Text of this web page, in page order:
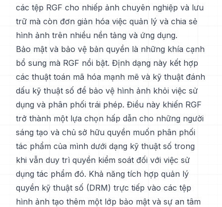
các tệp RGF cho nhiếp ảnh chuyên nghiệp và lưu
trữ mà còn đơn giản hóa việc quản lý và chia sẻ
hình ảnh trên nhiều nền tảng và ứng dụng.
Bảo mật và bảo vệ bản quyền là những khía cạnh
bổ sung mà RGF nổi bật. Định dạng này kết hợp
các thuật toán mã hóa mạnh mẽ và kỹ thuật đánh
dấu kỹ thuật số để bảo vệ hình ảnh khỏi việc sử
dụng và phân phối trái phép. Điều này khiến RGF
trở thành một lựa chọn hấp dẫn cho những người
sáng tạo và chủ sở hữu quyền muốn phân phối
tác phẩm của mình dưới dạng kỹ thuật số trong
khi vẫn duy trì quyền kiểm soát đối với việc sử
dụng tác phẩm đó. Khả năng tích hợp quản lý
quyền kỹ thuật số (DRM) trực tiếp vào các tệp
hình ảnh tạo thêm một lớp bảo mật và sự an tâm